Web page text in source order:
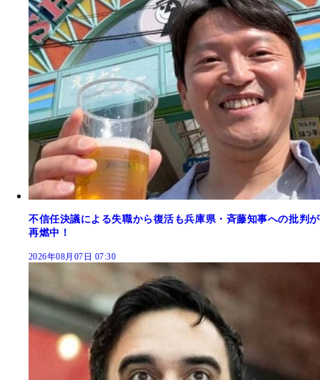
不信任決議による失職から復活も兵庫県・斉藤知事への批判が
再燃中！
2026年08月07日 07:30